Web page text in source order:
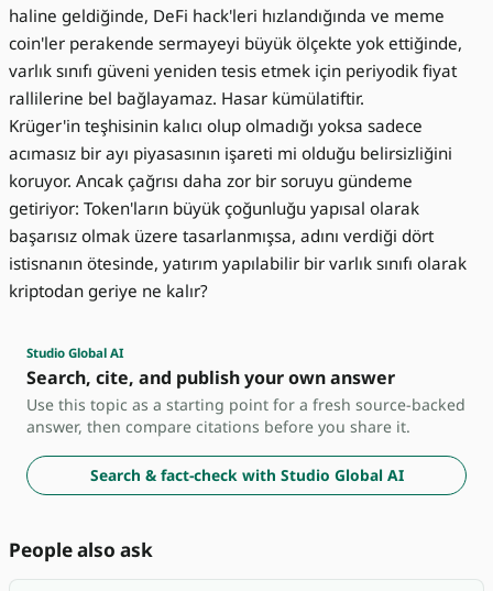
haline geldiğinde, DeFi hack'leri hızlandığında ve meme
coin'ler perakende sermayeyi büyük ölçekte yok ettiğinde,
varlık sınıfı güveni yeniden tesis etmek için periyodik fiyat
rallilerine bel bağlayamaz. Hasar kümülatiftir.
Krüger'in teşhisinin kalıcı olup olmadığı yoksa sadece
acımasız bir ayı piyasasının işareti mi olduğu belirsizliğini
koruyor. Ancak çağrısı daha zor bir soruyu gündeme
getiriyor: Token'ların büyük çoğunluğu yapısal olarak
başarısız olmak üzere tasarlanmışsa, adını verdiği dört
istisnanın ötesinde, yatırım yapılabilir bir varlık sınıfı olarak
kriptodan geriye ne kalır?
Studio Global AI
Search, cite, and publish your own answer
Use this topic as a starting point for a fresh source-backed
answer, then compare citations before you share it.
Search & fact-check with Studio Global AI
People also ask